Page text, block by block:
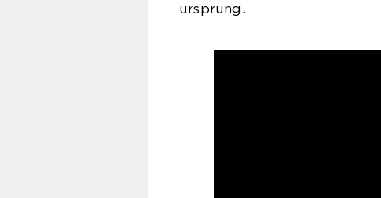
ursprung.